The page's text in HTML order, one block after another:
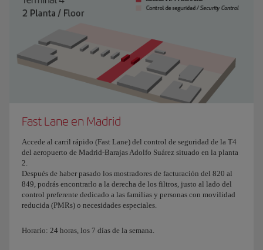
Fast Lane en Madrid
Accede al carril rápido (Fast Lane) del control de seguridad de la T4
del aeropuerto de Madrid-Barajas Adolfo Suárez situado en la planta
2.
Después de haber pasado los mostradores de facturación del 820 al
849, podrás encontrarlo a la derecha de los filtros, justo al lado del
control preferente dedicado a las familias y personas con movilidad
reducida (PMRs) o necesidades especiales.
Horario: 24 horas, los 7 días de la semana.